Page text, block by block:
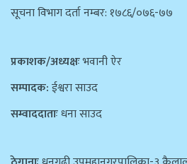
सूचना विभाग दर्ता नम्बर: १७८६/०७६-७७
प्रकाशक/अध्यक्षःभवानी ऐर
सम्पादक:ईश्वरा साउद
सम्वाददाताःधना साउद